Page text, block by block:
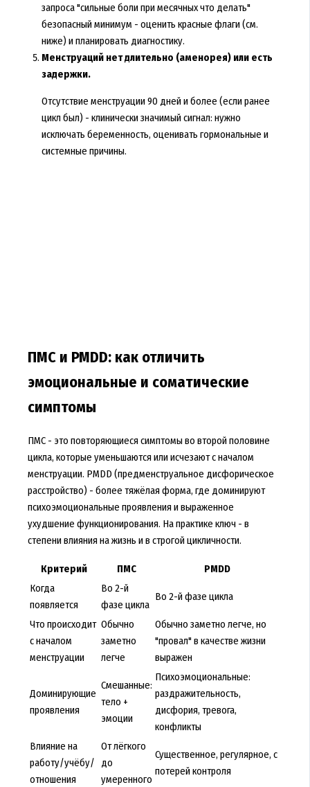
запроса "сильные боли при месячных что делать"
безопасный минимум - оценить красные флаги (см.
ниже) и планировать диагностику.
Менструаций нет длительно (аменорея) или есть
задержки.
Отсутствие менструации 90 дней и более (если ранее
цикл был) - клинически значимый сигнал: нужно
исключать беременность, оценивать гормональные и
системные причины.
ПМС и PMDD: как отличить
эмоциональные и соматические
симптомы
ПМС - это повторяющиеся симптомы во второй половине
цикла, которые уменьшаются или исчезают с началом
менструации. PMDD (предменструальное дисфорическое
расстройство) - более тяжёлая форма, где доминируют
психоэмоциональные проявления и выраженное
ухудшение функционирования. На практике ключ - в
степени влияния на жизнь и в строгой цикличности.
Критерий ПМС
PMDD
Когда
появляется
Во 2-й
фазе цикла
Во 2-й фазе цикла
Что происходит
с началом
менструации
Обычно
заметно
легче
Обычно заметно легче, но
"провал" в качестве жизни
выражен
Доминирующие
проявления
Смешанные:
тело +
эмоции
Психоэмоциональные:
раздражительность,
дисфория, тревога,
конфликты
Влияние на
работу/учёбу/
отношения
От лёгкого
до
умеренного
Существенное, регулярное, с
потерей контроля